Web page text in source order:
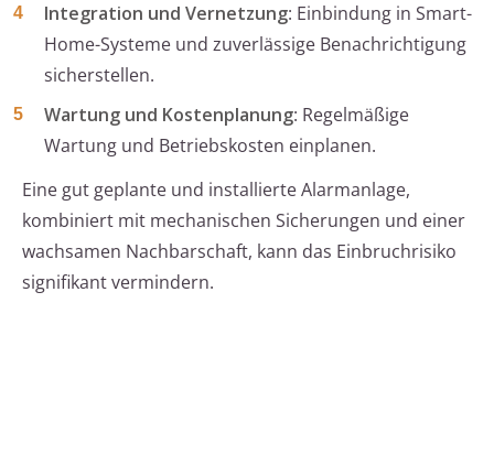
Integration und Vernetzung: Einbindung in Smart-
Home-Systeme und zuverlässige Benachrichtigung
sicherstellen.
Wartung und Kostenplanung: Regelmäßige
Wartung und Betriebskosten einplanen.
Eine gut geplante und installierte Alarmanlage,
kombiniert mit mechanischen Sicherungen und einer
wachsamen Nachbarschaft, kann das Einbruchrisiko
signifikant vermindern.